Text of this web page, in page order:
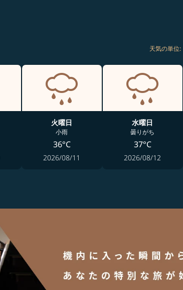
天気の単位:
火曜日
小雨
36°C
2026/08/11
水曜日
曇りがち
37°C
2026/08/12